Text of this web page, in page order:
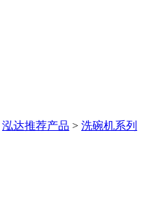
泓达推荐产品 > 洗碗机系列